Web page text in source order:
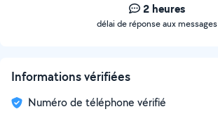
2 heures
délai de réponse aux messages
Informations vérifiées
Numéro de téléphone vérifié